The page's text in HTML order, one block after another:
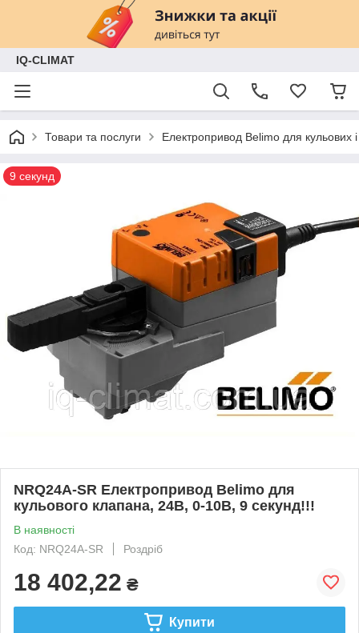
IQ-CLIMAT
Товари та послуги Електропривод Belimo для кульових і
9 секунд
NRQ24A-SR Електропривод Belimo для
кульового клапана, 24В, 0-10В, 9 секунд!!!
В наявності
Код: NRQ24A-SR
Роздріб
18 402,22 ₴
Купити